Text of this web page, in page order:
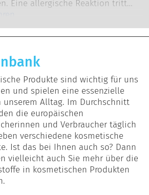
denen die Unternehmen
sind, decken alle
des Hormonsystems.
Eine allergische Reaktion tritt
Immunsystem einer Person auf
die für die meisten Menschen
Ein Stoff, der eine allergische
wird als Allergen
Kosmetika und
die bei manchen Menschen eine
können. Das bedeutet
dass das Produkt für andere
nicht sicher ist.
Produkte sind wichtig für uns
und spielen eine essenzielle
unserem Alltag. Im Durchschnitt
die europäischen
und Verbraucher täglich
verschiedene kosmetische
Ist das bei Ihnen auch so? Dann
vielleicht auch Sie mehr über die
in kosmetischen Produkten